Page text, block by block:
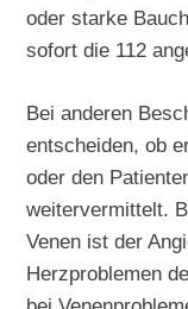
oder starke
sofort die 112
Bei anderen
entscheiden, ob
oder den
weitervermittelt.
Venen ist der
Herzproblemen